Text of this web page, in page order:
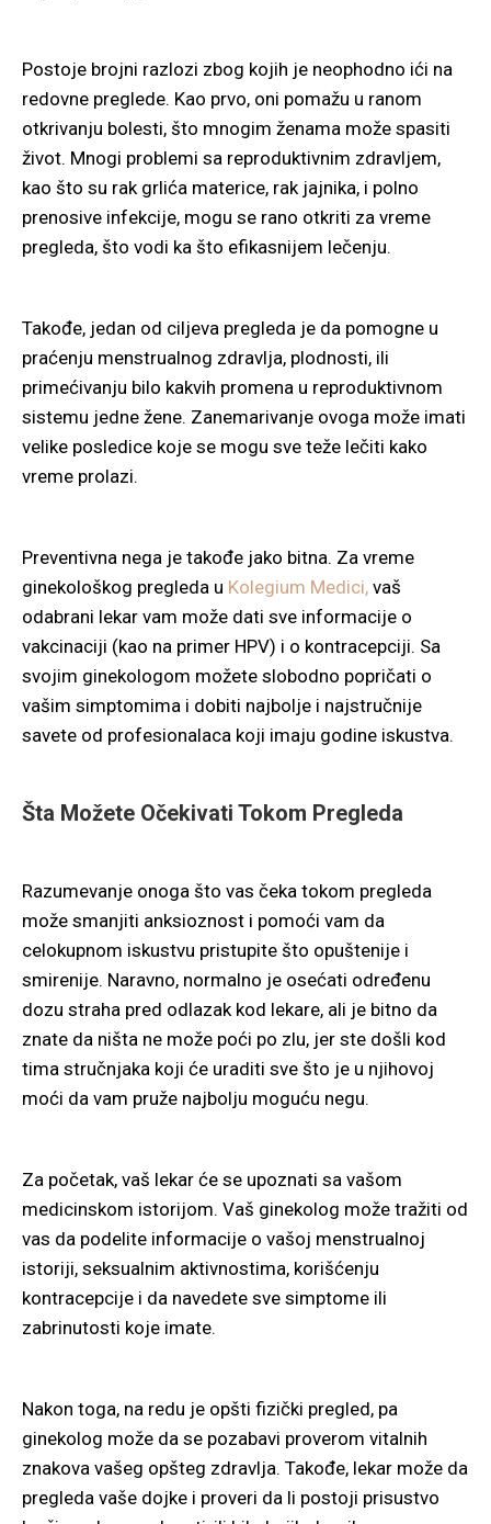
Postoje brojni razlozi zbog kojih je neophodno ići na
redovne preglede. Kao prvo, oni pomažu u ranom
otkrivanju bolesti, što mnogim ženama može spasiti
život. Mnogi problemi sa reproduktivnim zdravljem,
kao što su rak grlića materice, rak jajnika, i polno
prenosive infekcije, mogu se rano otkriti za vreme
pregleda, što vodi ka što efikasnijem lečenju.
Takođe, jedan od ciljeva pregleda je da pomogne u
praćenju menstrualnog zdravlja, plodnosti, ili
primećivanju bilo kakvih promena u reproduktivnom
sistemu jedne žene. Zanemarivanje ovoga može imati
velike posledice koje se mogu sve teže lečiti kako
vreme prolazi.
Preventivna nega je takođe jako bitna. Za vreme
ginekološkog pregleda u Kolegium Medici, vaš
odabrani lekar vam može dati sve informacije o
vakcinaciji (kao na primer HPV) i o kontracepciji. Sa
svojim ginekologom možete slobodno popričati o
vašim simptomima i dobiti najbolje i najstručnije
savete od profesionalaca koji imaju godine iskustva.
Šta Možete Očekivati Tokom Pregleda
Razumevanje onoga što vas čeka tokom pregleda
može smanjiti anksioznost i pomoći vam da
celokupnom iskustvu pristupite što opuštenije i
smirenije. Naravno, normalno je osećati određenu
dozu straha pred odlazak kod lekare, ali je bitno da
znate da ništa ne može poći po zlu, jer ste došli kod
tima stručnjaka koji će uraditi sve što je u njihovoj
moći da vam pruže najbolju moguću negu.
Za početak, vaš lekar će se upoznati sa vašom
medicinskom istorijom. Vaš ginekolog može tražiti od
vas da podelite informacije o vašoj menstrualnoj
istoriji, seksualnim aktivnostima, korišćenju
kontracepcije i da navedete sve simptome ili
zabrinutosti koje imate.
Nakon toga, na redu je opšti fizički pregled, pa
ginekolog može da se pozabavi proverom vitalnih
znakova vašeg opšteg zdravlja. Takođe, lekar može da
pregleda vaše dojke i proveri da li postoji prisustvo